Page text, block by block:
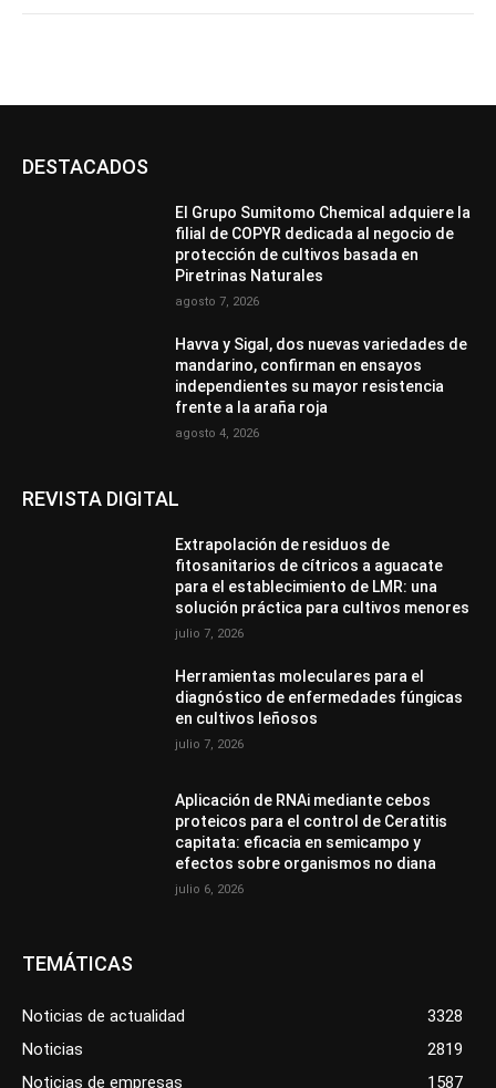
DESTACADOS
El Grupo Sumitomo Chemical adquiere la
filial de COPYR dedicada al negocio de
protección de cultivos basada en
Piretrinas Naturales
agosto 7, 2026
Havva y Sigal, dos nuevas variedades de
mandarino, confirman en ensayos
independientes su mayor resistencia
frente a la araña roja
agosto 4, 2026
REVISTA DIGITAL
Extrapolación de residuos de
fitosanitarios de cítricos a aguacate
para el establecimiento de LMR: una
solución práctica para cultivos menores
julio 7, 2026
Herramientas moleculares para el
diagnóstico de enfermedades fúngicas
en cultivos leñosos
julio 7, 2026
Aplicación de RNAi mediante cebos
proteicos para el control de Ceratitis
capitata: eficacia en semicampo y
efectos sobre organismos no diana
julio 6, 2026
TEMÁTICAS
Noticias de actualidad
3328
Noticias
2819
Noticias de empresas
1587